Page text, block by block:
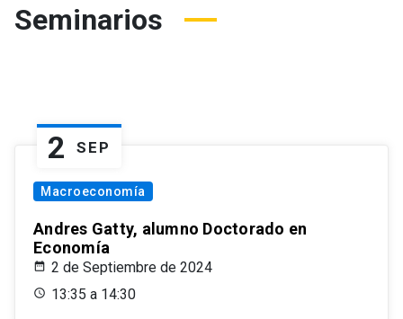
Seminarios
2 SEP
Macroeconomía
Andres Gatty, alumno Doctorado en
Economía
2 de Septiembre de 2024
13:35 a 14:30